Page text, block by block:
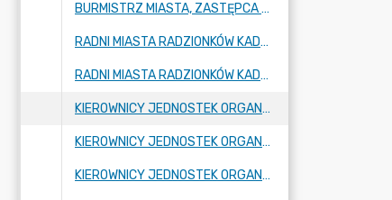
BURMISTRZ MIASTA, ZASTĘPCA BURMISTRZA MIASTA, SEKRETARZ MIASTA, SKARBNIK MIASTA
RADNI MIASTA RADZIONKÓW KADENCJA 2018-2023 (KADENCJA PRZEDŁUŻONA DO 30.04.2024 ROKU)
RADNI MIASTA RADZIONKÓW KADENCJA 2024-2029
KIEROWNICY JEDNOSTEK ORGANIZACYJNYCH - SZKOŁY, PRZEDSZKOLA
KIEROWNICY JEDNOSTEK ORGANIZACYJNYCH GMINY - JEDNOSTKI BUDŻETOWE
KIEROWNICY JEDNOSTEK ORGANIZACYJNYCH - INSTYTUCJE KULTURY